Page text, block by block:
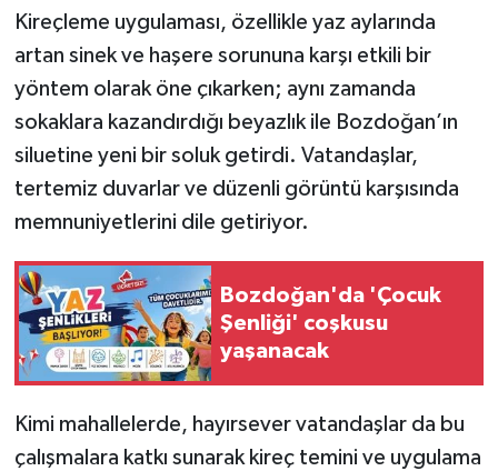
Kireçleme uygulaması, özellikle yaz aylarında
artan sinek ve haşere sorununa karşı etkili bir
yöntem olarak öne çıkarken; aynı zamanda
sokaklara kazandırdığı beyazlık ile Bozdoğan’ın
siluetine yeni bir soluk getirdi. Vatandaşlar,
tertemiz duvarlar ve düzenli görüntü karşısında
memnuniyetlerini dile getiriyor.
Bozdoğan'da 'Çocuk
Şenliği' coşkusu
yaşanacak
Kimi mahallelerde, hayırsever vatandaşlar da bu
çalışmalara katkı sunarak kireç temini ve uygulama